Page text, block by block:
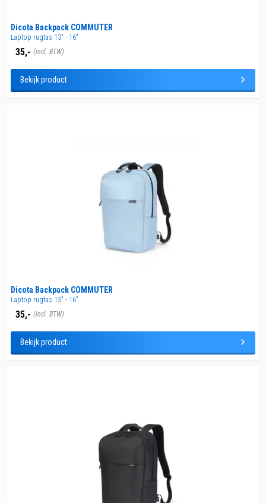
Dicota Backpack COMMUTER
Laptop rugtas 13" - 16"
35,- (incl. BTW)
Bekijk product
Dicota Backpack COMMUTER
Laptop rugtas 13" - 16"
35,- (incl. BTW)
Bekijk product